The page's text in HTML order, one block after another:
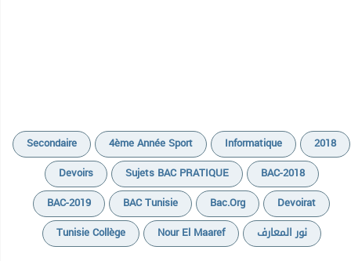
Secondaire 4ème Année Sport Informatique
2018
Devoirs
Sujets BAC PRATIQUE
BAC-2018
BAC-2019
BAC Tunisie Bac.org
Devoirat
Tunisie Collège
Nour El Maaref نور المعارف